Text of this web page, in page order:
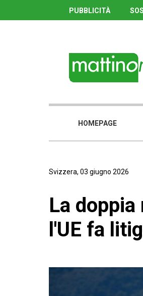
PUBBLICITÀ
HOMEPAGE
Svizzera, 03 giugno 2026
La
l'UE fa